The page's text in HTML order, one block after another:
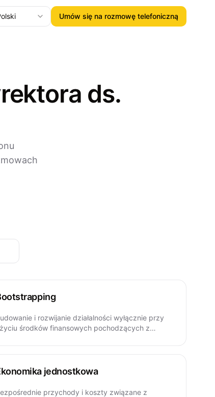
Umów się na rozmowę telefoniczną
ds.
i rozwijanie działalności wyłącznie przy
środków finansowych pochodzących z
jednostkowa
przychody i koszty związane z